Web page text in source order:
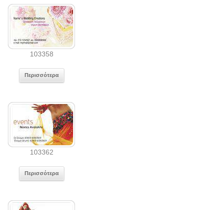
103358
Περισσότερα
103362
Περισσότερα